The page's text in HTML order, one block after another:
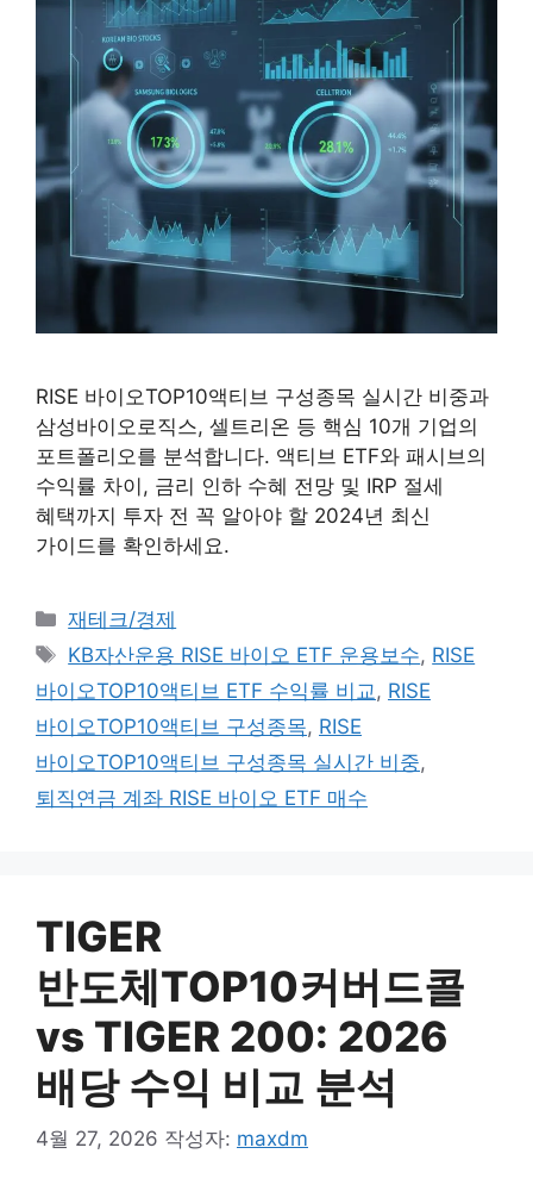
RISE 바이오TOP10액티브 구성종목 실시간 비중과
삼성바이오로직스, 셀트리온 등 핵심 10개 기업의
포트폴리오를 분석합니다. 액티브 ETF와 패시브의
수익률 차이, 금리 인하 수혜 전망 및 IRP 절세
혜택까지 투자 전 꼭 알아야 할 2024년 최신
가이드를 확인하세요.
카테고리
재테크/경제
태그
KB자산운용 RISE 바이오 ETF 운용보수, RISE
바이오TOP10액티브 ETF 수익률 비교 , RISE
바이오TOP10액티브 구성종목, RISE
바이오TOP10액티브 구성종목 실시간 비중,
퇴직연금 계좌 RISE 바이오 ETF 매수
TIGER
반도체TOP10커버드콜
vs TIGER 200: 2026
배당 수익 비교 분석
4월 27, 2026 작성자: maxdm